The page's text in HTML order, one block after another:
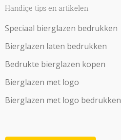
b
o
Handige tips en artikelen
Speciaal bierglazen bedrukken
Bierglazen laten bedrukken
Bedrukte bierglazen kopen
Bierglazen met logo
Bierglazen met logo bedrukken